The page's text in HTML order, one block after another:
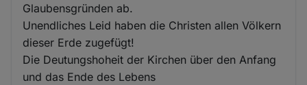
Glaubensgründen ab.
Unendliches Leid haben die Christen allen Völkern
dieser Erde zugefügt!
Die Deutungshoheit der Kirchen über den Anfang
und das Ende des Lebens